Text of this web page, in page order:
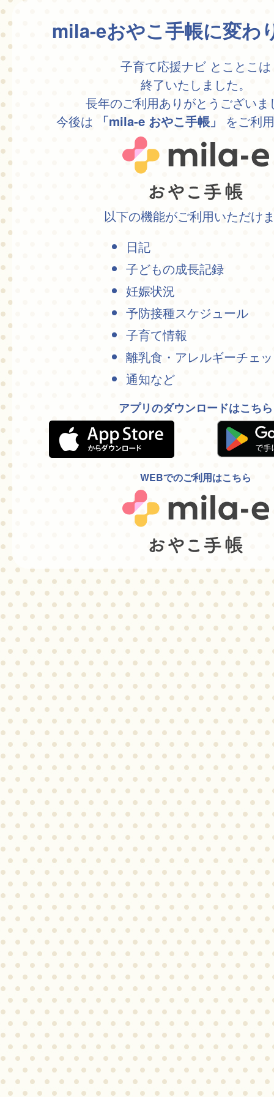
mila-eおやこ手帳に変わ
子育て応援ナビ とことこは
終了いたしました。
長年のご利用ありがとうございま
今後は
「mila-e おやこ手帳」 をご利
以下の機能がご利用いただけ
日記
子どもの成長記録
妊娠状況
予防接種スケジュール
子育て情報
離乳食・アレルギーチェ
通知など
アプリのダウンロードはこちら
WEBでのご利用はこちら